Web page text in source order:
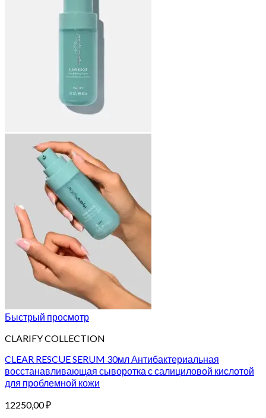
Быстрый просмотр
CLARIFY COLLECTION
CLEAR RESCUE SERUM 30мл Антибактериальная
восстанавливающая сыворотка с салициловой кислотой
для проблемной кожи
12250,00₽